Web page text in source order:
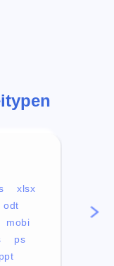
xlsx
odt
mobi
ps
ppt
mp4